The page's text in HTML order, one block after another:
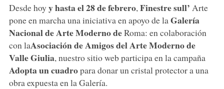
Desde hoy y hasta el 28 de febrero, Finestre sull’ Arte
pone en marcha una iniciativa en apoyo de la Galería
Nacional de Arte Moderno deRoma: en colaboración
con laAsociación de Amigos del Arte Moderno de
Valle Giulia, nuestro sitio web participa en la campaña
Adopta un cuadropara donar un cristal protector a una
obra expuesta en la Galería.